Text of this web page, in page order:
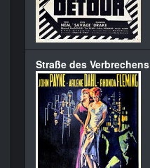
Straße des Verbrechens